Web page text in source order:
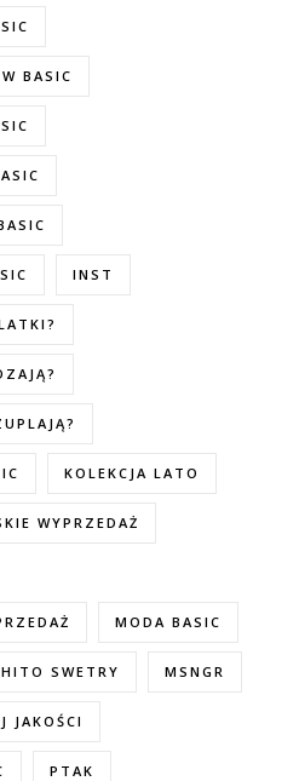
BASIC
INST
KOLEKCJA LATO
WYPRZEDAŻ
MODA BASIC
SWETRY MSNGR
JAKOŚCI
PTAK